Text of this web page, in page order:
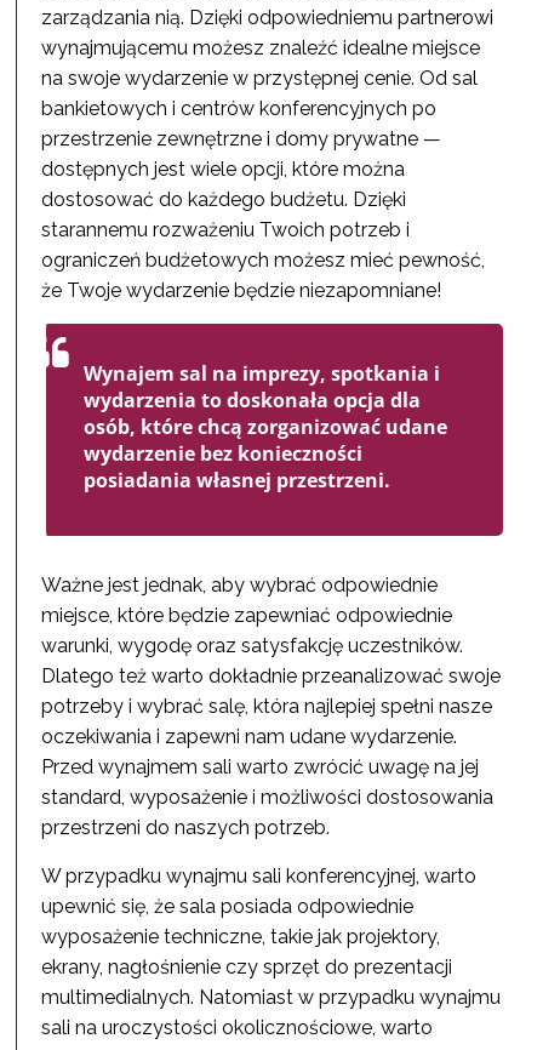
zarządzania nią. Dzięki odpowiedniemu partnerowi
wynajmującemu możesz znaleźć idealne miejsce
na swoje wydarzenie w przystępnej cenie. Od sal
bankietowych i centrów konferencyjnych po
przestrzenie zewnętrzne i domy prywatne —
dostępnych jest wiele opcji, które można
dostosować do każdego budżetu. Dzięki
starannemu rozważeniu Twoich potrzeb i
ograniczeń budżetowych możesz mieć pewność,
że Twoje wydarzenie będzie niezapomniane!
Wynajem sal na imprezy, spotkania i
wydarzenia to doskonała opcja dla
osób, które chcą zorganizować udane
wydarzenie bez konieczności
posiadania własnej przestrzeni.
Ważne jest jednak, aby wybrać odpowiednie
miejsce, które będzie zapewniać odpowiednie
warunki, wygodę oraz satysfakcję uczestników.
Dlatego też warto dokładnie przeanalizować swoje
potrzeby i wybrać salę, która najlepiej spełni nasze
oczekiwania i zapewni nam udane wydarzenie.
Przed wynajmem sali warto zwrócić uwagę na jej
standard, wyposażenie i możliwości dostosowania
przestrzeni do naszych potrzeb.
W przypadku wynajmu sali konferencyjnej, warto
upewnić się, że sala posiada odpowiednie
wyposażenie techniczne, takie jak projektory,
ekrany, nagłośnienie czy sprzęt do prezentacji
multimedialnych. Natomiast w przypadku wynajmu
sali na uroczystości okolicznościowe, warto